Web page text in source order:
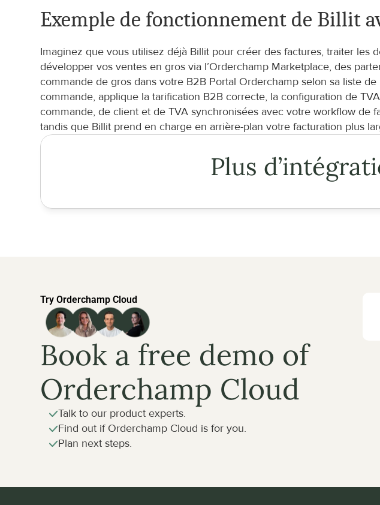
Exemple de fonctionnement de Billit
Imaginez que vous utilisez déjà Billit pour créer des factures, traiter
développer vos ventes en gros via l’Orderchamp Marketplace, des
commande de gros dans votre B2B Portal Orderchamp selon sa liste
commande, applique la tarification B2B correcte, la configuration de
commande, de client et de TVA synchronisées avec votre workflow de
tandis que Billit prend en charge en arrière-plan votre facturation plus
Plus
Try Orderchamp Cloud
Book a free demo of
Orderchamp Cloud
Talk to our product experts.
Find out if Orderchamp Cloud is for you.
Plan next steps.